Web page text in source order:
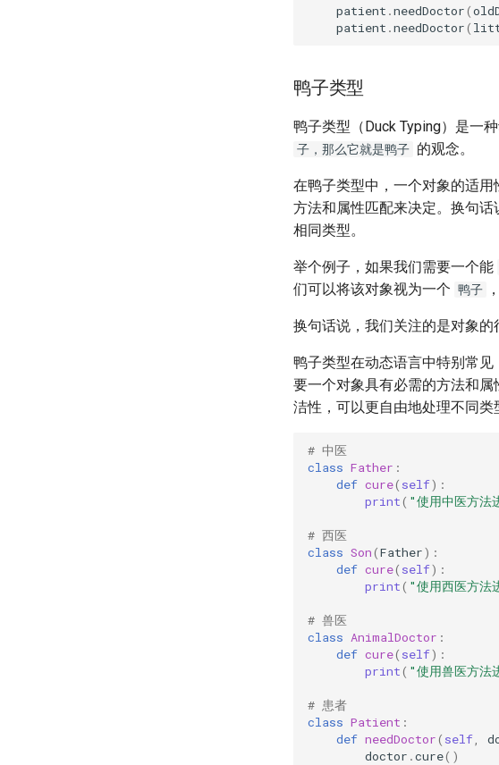
patient .needDoctor(
patient .needDoctor(
鸭子类型
鸭子类型（Duck Typing）是一
子，那么它就是鸭子 的观念。
在鸭子类型中，一个对象的适
方法和属性匹配来决定。换句
相同类型。
举个例子，如果我们需要一个能
们可以将该对象视为一个 鸭子
换句话说，我们关注的是对象的
鸭子类型在动态语言中特别常
要一个对象具有必需的方法和
洁性，可以更自由地处理不同类
# 中医
class Father :
def cure( self):
print( "使用中医方法
# 西医
class Son(Father):
def cure( self):
print( "使用西医方法
# 兽医
class AnimalDoctor :
def cure( self):
print( "使用兽医方法
# 患者
class Patient :
def needDoctor( self
doctor .cure()